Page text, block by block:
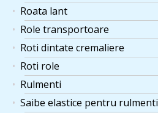
Roata lant
Role transportoare
Roti dintate cremaliere
Roti role
Rulmenti
Saibe elastice pentru rulmenti